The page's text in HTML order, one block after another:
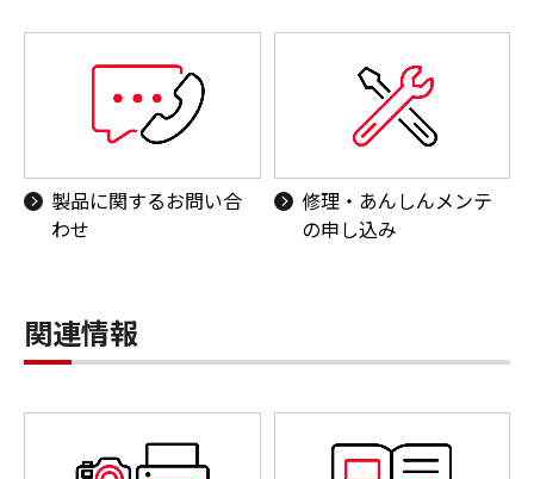
製品に関するお問い合
わせ
修理・あんしんメンテ
の申し込み
関連情報